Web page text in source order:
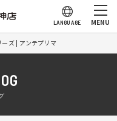
LANGUAGE MENU
ズ | アンテプリマ